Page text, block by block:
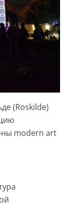
(Roskilde)
modern art